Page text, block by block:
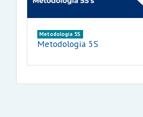
Metodologia 5S
Metodologia 5S